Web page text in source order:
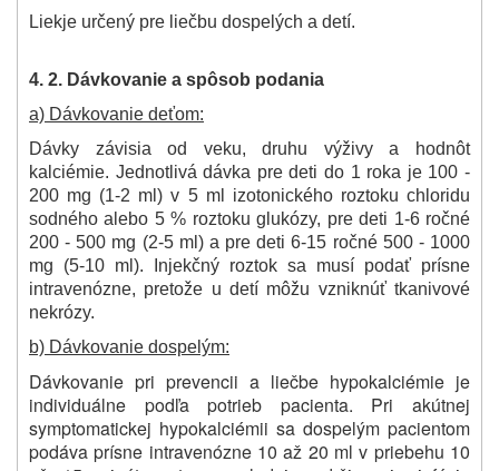
Liekje určený pre liečbu dospelých a detí.
4. 2. Dávkovanie a spôsob podania
a) Dávkovanie deťom:
Dávky závisia od veku, druhu výživy a hodnôt
kalciémie. Jednotlivá dávka pre deti do 1 roka je 100 -
200 mg (1-2 ml) v 5 ml izotonického roztoku chloridu
sodného alebo 5 % roztoku glukózy, pre deti 1-6 ročné
200 - 500 mg (2-5 ml) a pre deti 6-15 ročné 500 - 1000
mg (5-10 ml). Injekčný roztok sa musí podať prísne
intravenózne, pretože u detí môžu vzniknúť tkanivové
nekrózy.
b) Dávkovanie dospelým:
Dávkovanie pri prevencii a liečbe hypokalciémie je
individuálne podľa potrieb pacienta. Pri akútnej
symptomatickej hypokalciémii sa dospelým pacientom
podáva prísne intravenózne 10 až 20 ml v priebehu 10